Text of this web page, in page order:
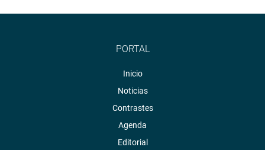
PORTAL
Inicio
Noticias
Contrastes
Agenda
Editorial